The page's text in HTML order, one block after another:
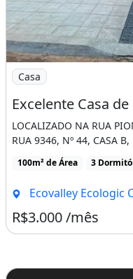
Imagem: Excelente
Casa
LOCALIZADO NA RUA
RUA 9346, Nº 44, CASA
100m² de Área 3
Ecovalley Ecologic
R$3.000 /mês